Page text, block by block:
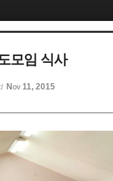
모임 식사
Nov 11, 2015
스케
스케